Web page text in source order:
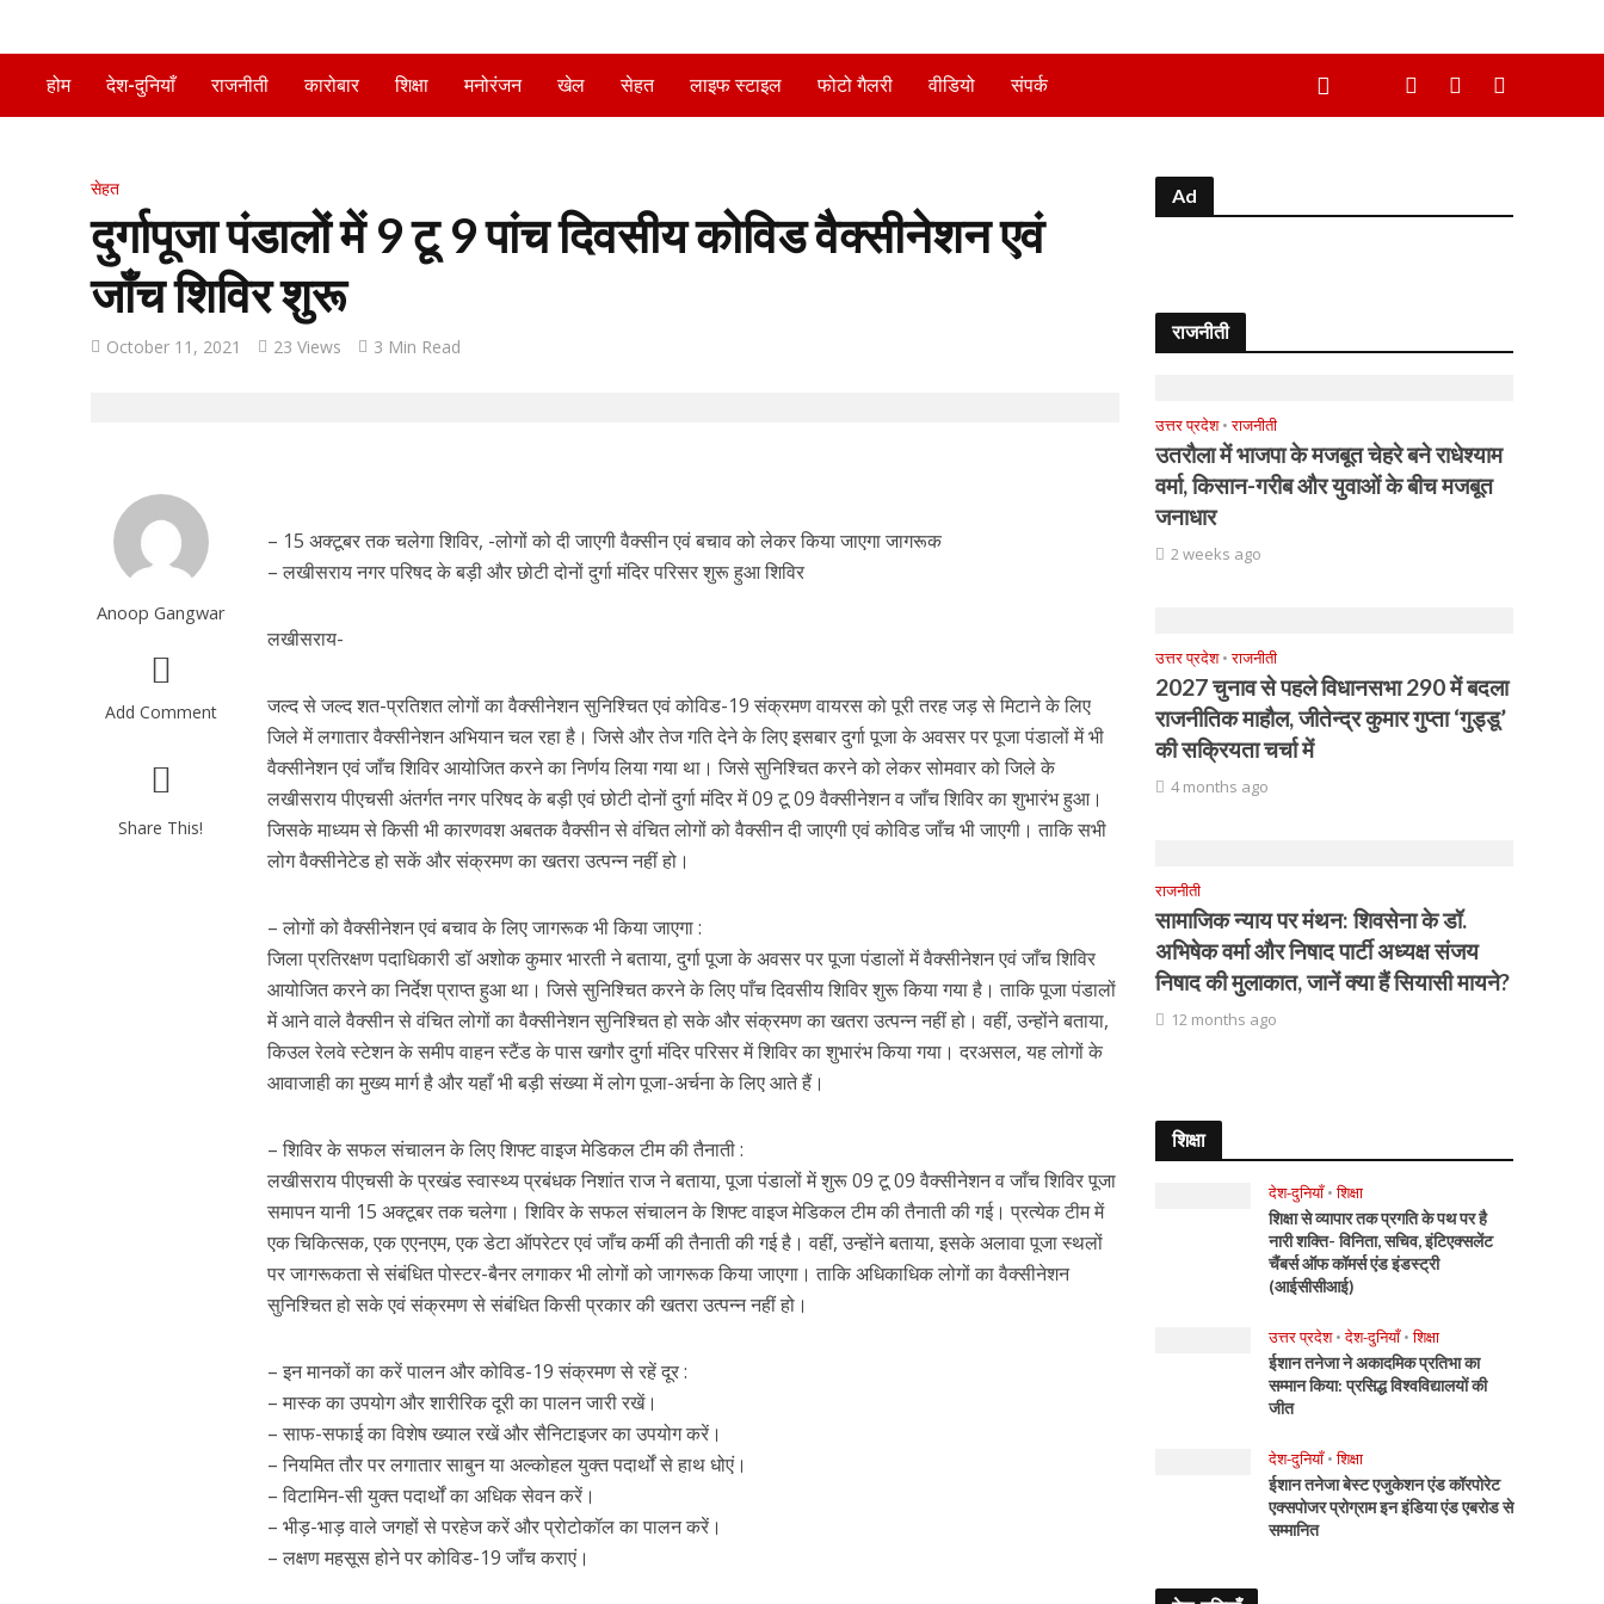
होम देश-दुनियाँ राजनीती कारोबार शिक्षा मनोरंजन खेल सेहत लाइफ स्टाइल फोटो गैलरी वीडियो संपर्क
सेहत
दुर्गापूजा पंडालों में 9 टू 9 पांच दिवसीय कोविड वैक्सीनेशन एवं
जाँच शिविर शुरू
October 11, 2021 23 Views 3 Min Read
Anoop Gangwar
Add Comment
Share This!
– 15 अक्टूबर तक चलेगा शिविर, -लोगों को दी जाएगी वैक्सीन एवं बचाव को लेकर किया जाएगा जागरूक
– लखीसराय नगर परिषद के बड़ी और छोटी दोनों दुर्गा मंदिर परिसर शुरू हुआ शिविर
लखीसराय-
जल्द से जल्द शत-प्रतिशत लोगों का वैक्सीनेशन सुनिश्चित एवं कोविड-19 संक्रमण वायरस को पूरी तरह जड़ से मिटाने के लिए
जिले में लगातार वैक्सीनेशन अभियान चल रहा है। जिसे और तेज गति देने के लिए इसबार दुर्गा पूजा के अवसर पर पूजा पंडालों में भी
वैक्सीनेशन एवं जाँच शिविर आयोजित करने का निर्णय लिया गया था। जिसे सुनिश्चित करने को लेकर सोमवार को जिले के
लखीसराय पीएचसी अंतर्गत नगर परिषद के बड़ी एवं छोटी दोनों दुर्गा मंदिर में 09 टू 09 वैक्सीनेशन व जाँच शिविर का शुभारंभ हुआ।
जिसके माध्यम से किसी भी कारणवश अबतक वैक्सीन से वंचित लोगों को वैक्सीन दी जाएगी एवं कोविड जाँच भी जाएगी। ताकि सभी
लोग वैक्सीनेटेड हो सकें और संक्रमण का खतरा उत्पन्न नहीं हो।
– लोगों को वैक्सीनेशन एवं बचाव के लिए जागरूक भी किया जाएगा :
जिला प्रतिरक्षण पदाधिकारी डॉ अशोक कुमार भारती ने बताया, दुर्गा पूजा के अवसर पर पूजा पंडालों में वैक्सीनेशन एवं जाँच शिविर
आयोजित करने का निर्देश प्राप्त हुआ था। जिसे सुनिश्चित करने के लिए पाँच दिवसीय शिविर शुरू किया गया है। ताकि पूजा पंडालों
में आने वाले वैक्सीन से वंचित लोगों का वैक्सीनेशन सुनिश्चित हो सके और संक्रमण का खतरा उत्पन्न नहीं हो। वहीं, उन्होंने बताया,
किउल रेलवे स्टेशन के समीप वाहन स्टैंड के पास खगौर दुर्गा मंदिर परिसर में शिविर का शुभारंभ किया गया। दरअसल, यह लोगों के
आवाजाही का मुख्य मार्ग है और यहाँ भी बड़ी संख्या में लोग पूजा-अर्चना के लिए आते हैं।
– शिविर के सफल संचालन के लिए शिफ्ट वाइज मेडिकल टीम की तैनाती :
लखीसराय पीएचसी के प्रखंड स्वास्थ्य प्रबंधक निशांत राज ने बताया, पूजा पंडालों में शुरू 09 टू 09 वैक्सीनेशन व जाँच शिविर पूजा
समापन यानी 15 अक्टूबर तक चलेगा। शिविर के सफल संचालन के शिफ्ट वाइज मेडिकल टीम की तैनाती की गई। प्रत्येक टीम में
एक चिकित्सक, एक एएनएम, एक डेटा ऑपरेटर एवं जाँच कर्मी की तैनाती की गई है। वहीं, उन्होंने बताया, इसके अलावा पूजा स्थलों
पर जागरूकता से संबंधित पोस्टर-बैनर लगाकर भी लोगों को जागरूक किया जाएगा। ताकि अधिकाधिक लोगों का वैक्सीनेशन
सुनिश्चित हो सके एवं संक्रमण से संबंधित किसी प्रकार की खतरा उत्पन्न नहीं हो।
– इन मानकों का करें पालन और कोविड-19 संक्रमण से रहें दूर :
– मास्क का उपयोग और शारीरिक दूरी का पालन जारी रखें।
– साफ-सफाई का विशेष ख्याल रखें और सैनिटाइजर का उपयोग करें।
– नियमित तौर पर लगातार साबुन या अल्कोहल युक्त पदार्थों से हाथ धोएं।
– विटामिन-सी युक्त पदार्थों का अधिक सेवन करें।
– भीड़-भाड़ वाले जगहों से परहेज करें और प्रोटोकॉल का पालन करें।
– लक्षण महसूस होने पर कोविड-19 जाँच कराएं।
Ad
राजनीती
उत्तर प्रदेश • राजनीती
उतरौला में भाजपा के मजबूत चेहरे बने राधेश्याम
वर्मा, किसान-गरीब और युवाओं के बीच मजबूत
जनाधार
2 weeks ago
उत्तर प्रदेश • राजनीती
2027 चुनाव से पहले विधानसभा 290 में बदला
राजनीतिक माहौल, जीतेन्द्र कुमार गुप्ता ‘गुड्डू’
की सक्रियता चर्चा में
4 months ago
राजनीती
सामाजिक न्याय पर मंथन: शिवसेना के डॉ.
अभिषेक वर्मा और निषाद पार्टी अध्यक्ष संजय
निषाद की मुलाकात, जानें क्या हैं सियासी मायने?
12 months ago
शिक्षा
देश-दुनियाँ • शिक्षा
शिक्षा से व्यापार तक प्रगति के पथ पर है
नारी शक्ति- विनिता, सचिव, इंटिएक्सलेंट
चैंबर्स ऑफ कॉमर्स एंड इंडस्ट्री
(आईसीसीआई)
उत्तर प्रदेश • देश-दुनियाँ • शिक्षा
ईशान तनेजा ने अकादमिक प्रतिभा का
सम्मान किया: प्रसिद्ध विश्वविद्यालयों की
जीत
देश-दुनियाँ • शिक्षा
ईशान तनेजा बेस्ट एजुकेशन एंड कॉरपोरेट
एक्सपोजर प्रोग्राम इन इंडिया एंड एबरोड से
सम्मानित